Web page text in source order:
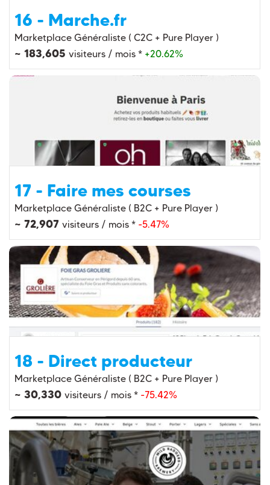
16 - Marche.fr
Marketplace Généraliste ( C2C + Pure Player )
~ 183,605 visiteurs / mois * +20.62%
17 - Faire mes courses
Marketplace Généraliste ( B2C + Pure Player )
~ 72,907 visiteurs / mois * -5.47%
18 - Direct producteur
Marketplace Généraliste ( B2C + Pure Player )
~ 30,330 visiteurs / mois * -75.42%